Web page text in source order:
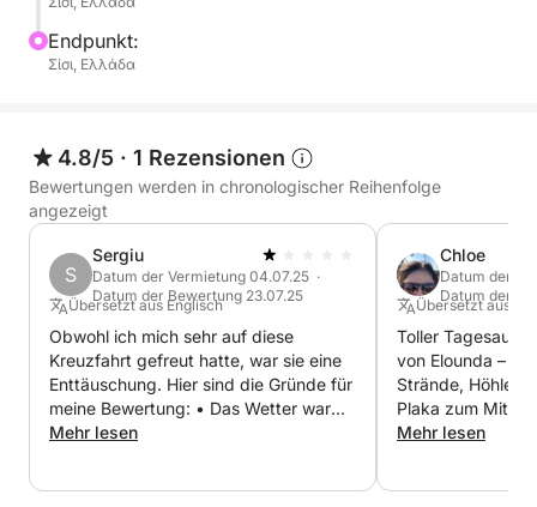
Endpunkt:
Σίσι, Ελλάδα
4.8/5 · 1 Rezensionen
Bewertungen werden in chronologischer Reihenfolge
angezeigt
S
Sergiu
Datum der Vermietung 04.07.25 ·
Datum der Bewertung 23.07.25
Übersetzt aus Englisch
Obwohl ich mich sehr auf diese
Kreuzfahrt gefreut hatte, war sie eine
Enttäuschung. Hier sind die Gründe für
meine Bewertung: • Das Wetter war
sehr schlecht (starker Wind), und
Mehr lesen
Chloe
Datum der
Datum der
Übersetzt aus
Toller
von Elounda –
Strände, Höhlen
Plaka zum
sehr windiger
Mehr lesen